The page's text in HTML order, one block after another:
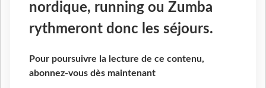
nordique, running ou Zumba
rythmeront donc les séjours.
Pour poursuivre la lecture de ce contenu,
abonnez-vous dès maintenant